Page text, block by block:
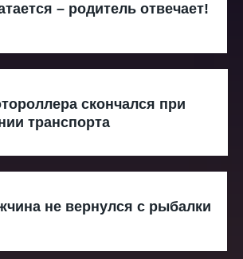
– родитель отвечает!
скончался при
транспорта
не вернулся с рыбалки